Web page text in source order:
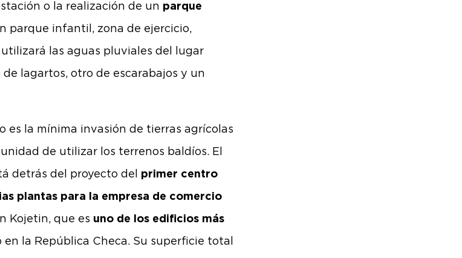
o la realización de un parque
parque infantil, zona de ejercicio,
utilizará las aguas pluviales del lugar
lagartos, otro de escarabajos y un
es la mínima invasión de tierras agrícolas
de utilizar los terrenos baldíos. El
detrás del proyecto del primer centro
plantas para la empresa de comercio
Kojetin, que es uno de los edificios más
la República Checa. Su superficie total